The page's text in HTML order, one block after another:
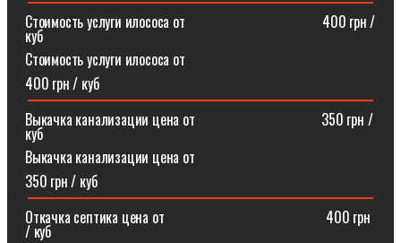
Стоимость услуги илососа от⠀⠀⠀⠀⠀⠀⠀⠀⠀⠀⠀⠀⠀400 грн /
куб
Стоимость услуги илососа от
400 грн / куб
Выкачка канализации цена от⠀⠀⠀⠀⠀⠀⠀⠀⠀⠀⠀⠀350 грн /
куб
Выкачка канализации цена от
350 грн / куб
Откачка септика цена от ⠀⠀⠀⠀⠀⠀⠀⠀⠀⠀⠀⠀⠀⠀⠀400 грн
/ куб